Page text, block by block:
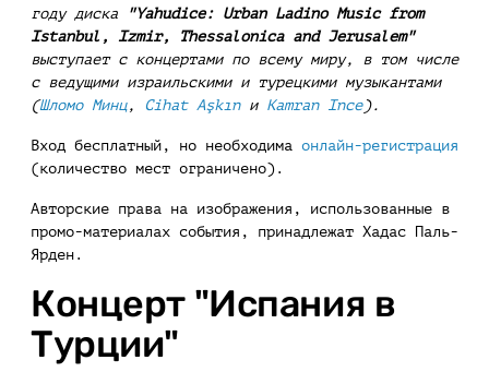
году диска
"Yahudice: Urban Ladino Music from
Istanbul, Izmir, Thessalonica and Jerusalem"
выступает с концертами по всему миру, в том числе
с ведущими израильскими и турецкими музыкантами
(Шломо Минц, Cihat Aşkınи Kamran Ince).
Вход бесплатный, но необходима онлайн-регистрация
(количество мест ограничено).
Авторские права на изображения, использованные в
промо-материалах события, принадлежат Хадас Паль-
Ярден.
Концерт "Испания в
Турции"